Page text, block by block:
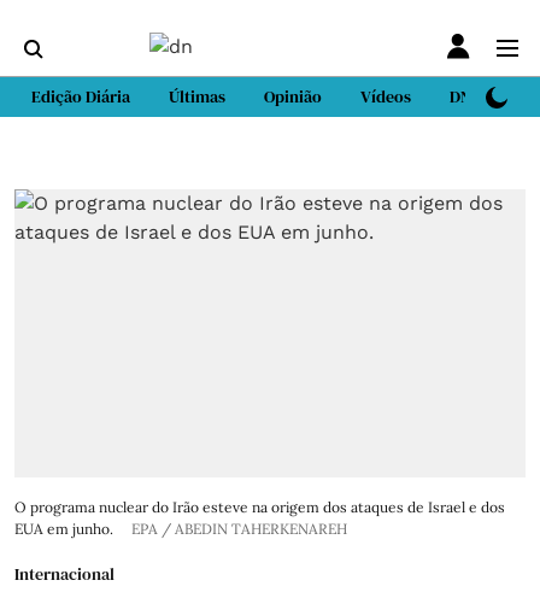
Edição Diária Últimas Opinião Vídeos DN Sport
O programa nuclear do Irão esteve na origem dos ataques de Israel e dos
EUA em junho.
EPA / ABEDIN TAHERKENAREH
Internacional